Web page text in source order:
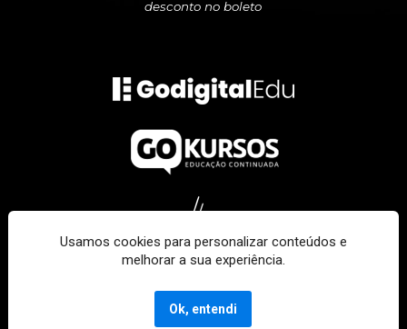
desconto no boleto
GoKursos 2022 - Todos os direitos reservados.
Usamos cookies para personalizar conteúdos e
melhorar a sua experiência.
Ok, entendi